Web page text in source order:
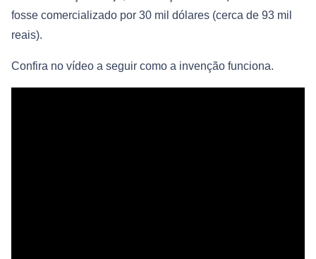
fosse comercializado por 30 mil dólares (cerca de 93 mil
reais).
Confira no vídeo a seguir como a invenção funciona.